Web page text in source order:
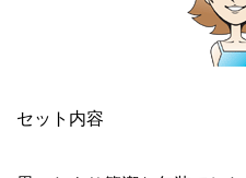
セット内容